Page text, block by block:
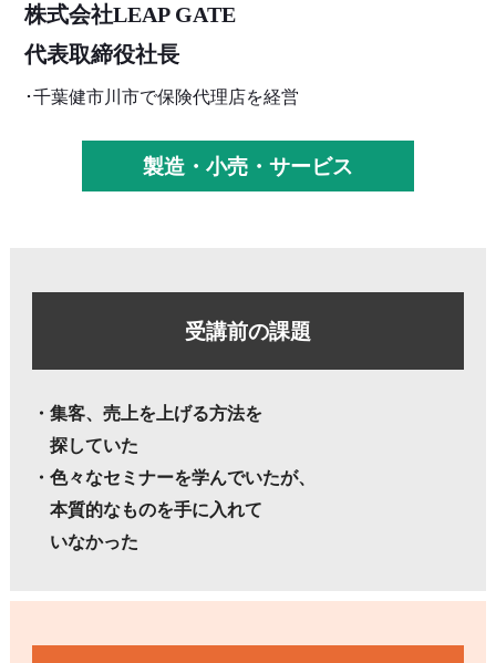
株式会社LEAP GATE
代表取締役社長
･千葉健市川市で保険代理店を経営
製造・小売・サービス
受講前の課題
・集客、売上を上げる方法を
探していた
・色々なセミナーを学んでいたが、
本質的なものを手に入れて
いなかった